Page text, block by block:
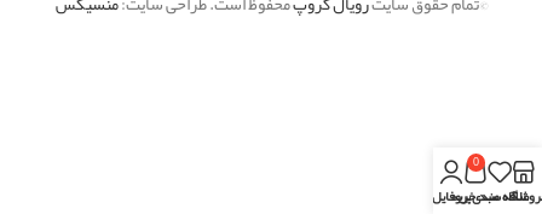
علاقه مندی
0
سبد خریدپروفایل